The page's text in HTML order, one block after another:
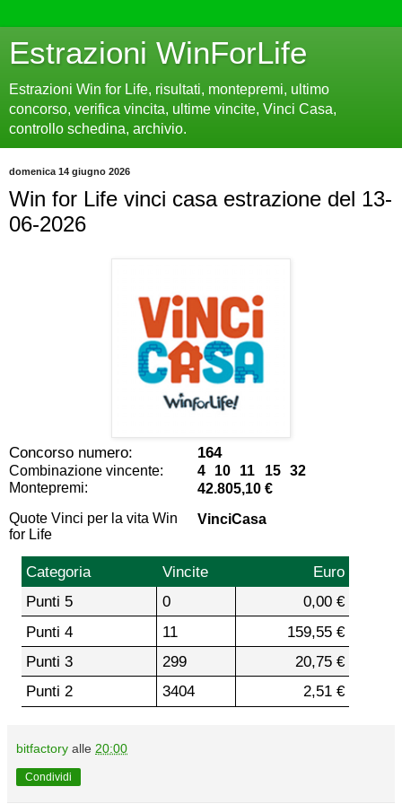
Estrazioni WinForLife
Estrazioni Win for Life, risultati, montepremi, ultimo
concorso, verifica vincita, ultime vincite, Vinci Casa,
controllo schedina, archivio.
domenica 14 giugno 2026
Win for Life vinci casa estrazione del 13-
06-2026
Concorso numero: 164
Combinazione vincente:
4 10 11 15 32
Montepremi:
42.805,10 €
Quote Vinci per la vita Win
for Life
VinciCasa
Categoria Vincite
Euro
Punti 5
0
0,00 €
Punti 4
11
159,55 €
Punti 3
299
20,75 €
Punti 2
3404 2,51 €
bitfactory alle 20:00
Condividi